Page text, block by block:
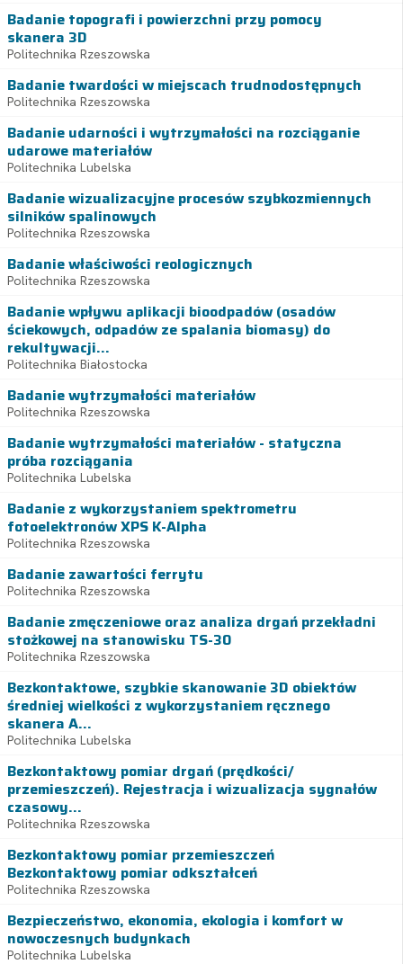
Badanie topografi i powierzchni przy pomocy
skanera 3D
Politechnika Rzeszowska
Badanie twardości w miejscach trudnodostępnych
Politechnika Rzeszowska
Badanie udarności i wytrzymałości na rozciąganie
udarowe materiałów
Politechnika Lubelska
Badanie wizualizacyjne procesów szybkozmiennych
silników spalinowych
Politechnika Rzeszowska
Badanie właściwości reologicznych
Politechnika Rzeszowska
Badanie wpływu aplikacji bioodpadów (osadów
ściekowych, odpadów ze spalania biomasy) do
rekultywacji...
Politechnika Białostocka
Badanie wytrzymałości materiałów
Politechnika Rzeszowska
Badanie wytrzymałości materiałów - statyczna
próba rozciągania
Politechnika Lubelska
Badanie z wykorzystaniem spektrometru
fotoelektronów XPS K-Alpha
Politechnika Rzeszowska
Badanie zawartości ferrytu
Politechnika Rzeszowska
Badanie zmęczeniowe oraz analiza drgań przekładni
stożkowej na stanowisku TS-30
Politechnika Rzeszowska
Bezkontaktowe, szybkie skanowanie 3D obiektów
średniej wielkości z wykorzystaniem ręcznego
skanera A...
Politechnika Lubelska
Bezkontaktowy pomiar drgań (prędkości/
przemieszczeń). Rejestracja i wizualizacja sygnałów
czasowy...
Politechnika Rzeszowska
Bezkontaktowy pomiar przemieszczeń
Bezkontaktowy pomiar odkształceń
Politechnika Rzeszowska
Bezpieczeństwo, ekonomia, ekologia i komfort w
nowoczesnych budynkach
Politechnika Lubelska